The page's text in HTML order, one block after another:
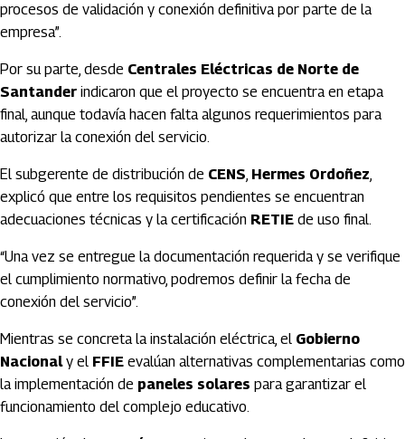
procesos de validación y conexión definitiva por parte de la
empresa”.
Por su parte, desde Centrales Eléctricas de Norte de
Santander indicaron que el proyecto se encuentra en etapa
final, aunque todavía hacen falta algunos requerimientos para
autorizar la conexión del servicio.
El subgerente de distribución de CENS, Hermes Ordoñez,
explicó que entre los requisitos pendientes se encuentran
adecuaciones técnicas y la certificación RETIE de uso final.
“Una vez se entregue la documentación requerida y se verifique
el cumplimiento normativo, podremos definir la fecha de
conexión del servicio”.
Mientras se concreta la instalación eléctrica, el Gobierno
Nacionaly el FFIE evalúan alternativas complementarias como
la implementación de paneles solares para garantizar el
funcionamiento del complejo educativo.